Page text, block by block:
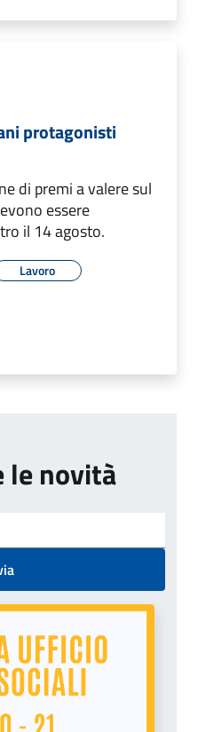
protagonisti
di premi a valere sul
essere
il 14 agosto.
Lavoro
le novità